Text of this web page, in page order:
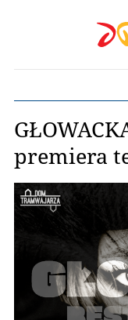
premiera